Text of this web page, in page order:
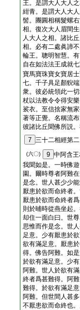
王。是謂大人大人
紺青。是謂大人大
髻。團圓相稱髮螺
相。復次大人眉間
人大人之相。諸比
相。必有二處眞諦
輪王。聰明智慧。
自在如法法王成就
寶馬寶珠寶女寶居
七。千子具足顏貎
衆。彼必統領此一
杖以法教令令得安
裟衣。至信捨家無
著等正覺。名稱流
彼諸比丘聞佛所説
7 三十二相經第
(六〇) 9 中阿含
我聞如是。一時佛
園。爾時尊者阿難
是念。世人甚少少
厭患於欲而命終者
厭患於欲而命終者
則於晡時從燕坐起
却住一面白曰。世
思惟而作是念。世
足意。少有厭患於
欲有滿足意。厭患
得。佛告阿難。如
於欲有滿足意。少
阿難。世人於欲有
終者爲甚難得。阿
難得。於欲有滿足
阿難。但世間人甚
不厭患欲而命終也